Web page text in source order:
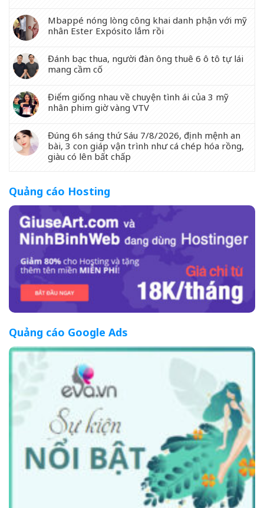
Mbappé nóng lòng công khai danh phận với mỹ
nhân Ester Expósito lắm rồi
Đánh bạc thua, người đàn ông thuê 6 ô tô tự lái
mang cầm cố
Điểm giống nhau về chuyện tình ái của 3 mỹ
nhân phim giờ vàng VTV
Đúng 6h sáng thứ Sáu 7/8/2026, định mệnh an
bài, 3 con giáp vận trình như cá chép hóa rồng,
giàu có lên bất chấp
Quảng cáo Hosting
Quảng cáo Google Ads